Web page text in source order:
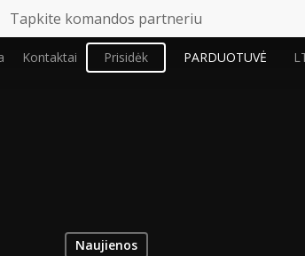
Tapkite komandos partneriu
Kontaktai Prisidėk PARDUOTUVĖ
Naujienos